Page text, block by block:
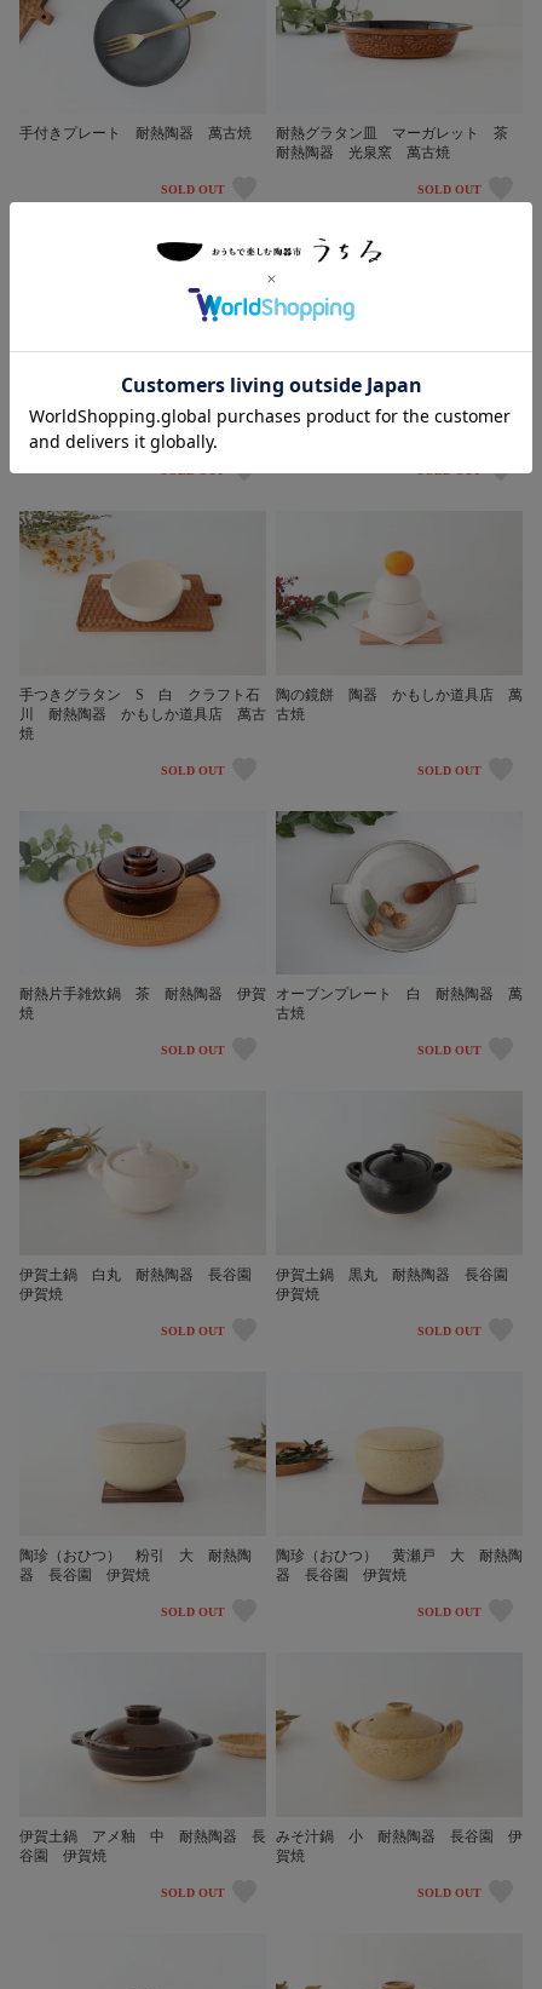
手付きプレート 耐熱陶器 萬古焼
SOLD OUT
耐熱グラタン皿 マーガレット 茶
耐熱陶器 光泉窯 萬古焼
SOLD OUT
マルチボウル グレー 陶器 光泉
窯 萬古焼
八角プレート M 白 陶器 光泉
窯 萬古焼
手つきグラタン S 白 クラフト石
川 耐熱陶器 かもしか道具店 萬古
焼
SOLD OUT
陶の鏡餅 陶器 かもしか道具店 萬
古焼
SOLD OUT
耐熱片手雑炊鍋 茶 耐熱陶器 伊賀
焼
SOLD OUT
オーブンプレート 白 耐熱陶器 萬
古焼
SOLD OUT
伊賀土鍋 白丸 耐熱陶器 長谷園
伊賀焼
SOLD OUT
伊賀土鍋 黒丸 耐熱陶器 長谷園
伊賀焼
SOLD OUT
陶珍（おひつ） 粉引 大 耐熱陶
器 長谷園 伊賀焼
SOLD OUT
陶珍（おひつ） 黄瀬戸 大 耐熱陶
器 長谷園 伊賀焼
SOLD OUT
伊賀土鍋 アメ釉 中 耐熱陶器 長
谷園 伊賀焼
SOLD OUT
みそ汁鍋 小 耐熱陶器 長谷園 伊
賀焼
SOLD OUT